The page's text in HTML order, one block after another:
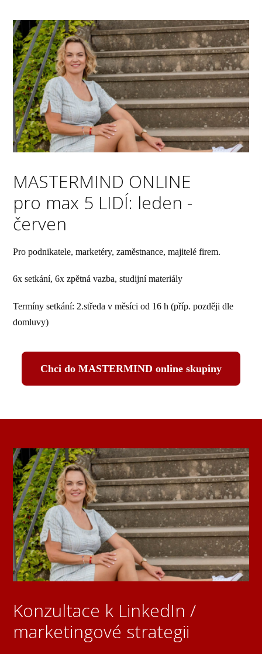
MASTERMIND ONLINE
pro max 5 LIDÍ: leden -
červen
Pro podnikatele, marketéry, zaměstnance, majitelé firem.
6x setkání, 6x zpětná vazba, studijní materiály
Termíny setkání: 2.středa v měsíci od 16 h (příp. později dle
domluvy)
Chci do MASTERMIND online skupiny
Konzultace k LinkedIn /
marketingové strategii